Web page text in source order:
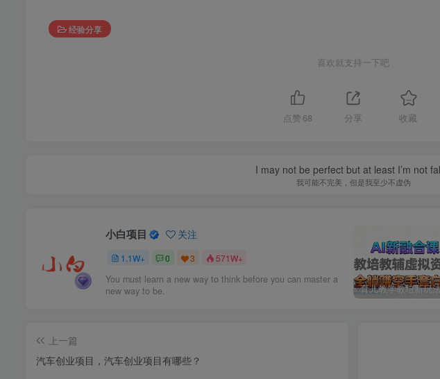
经验分享
喜欢就支持一下吧
点赞 68 分享 收藏
I may not be perfect but at least I’m not
我可能不完美，但是我至少不虚伪
小白项目 关注
1.1W+ 0 3 571W+
You must learn a new way to think before you can master a
new way to be.
上一篇
汽车创业项目，汽车创业项目有哪些？